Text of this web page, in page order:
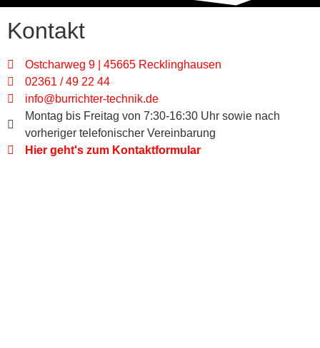
Kontakt
Ostcharweg 9 | 45665 Recklinghausen
02361 / 49 22 44
info@burrichter-technik.de
Montag bis Freitag von 7:30-16:30 Uhr sowie nach
vorheriger telefonischer Vereinbarung
Hier geht's zum Kontaktformular